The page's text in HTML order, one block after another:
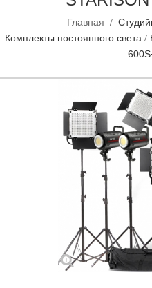
Главная
Комплекты постоянного света